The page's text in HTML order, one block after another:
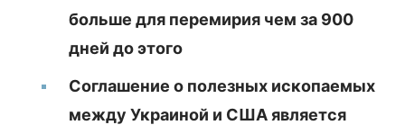
больше для перемирия чем за 900
дней до этого
Соглашение о полезных ископаемых
между Украиной и США является